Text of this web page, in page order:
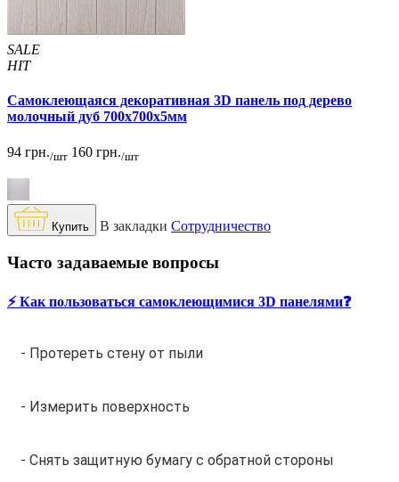
SALE
HIT
Самоклеющаяся декоративная 3D панель под дерево
молочный дуб 700x700x5мм
94 грн./шт 160 грн./шт
Купить В закладки Сотрудничество
Часто задаваемые вопросы
⚡️ Как пользоваться самоклеющимися 3D панелями❓
- Протереть стену от пыли
- Измерить поверхность
- Снять защитную бумагу с обратной стороны